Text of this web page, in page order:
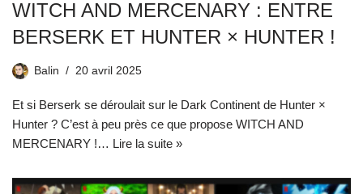
WITCH AND MERCENARY : ENTRE
BERSERK ET HUNTER × HUNTER !
Balin 20 avril 2025
Et si Berserk se déroulait sur le Dark Continent de Hunter ×
Hunter ? C’est à peu près ce que propose WITCH AND
MERCENARY !… Lire la suite »